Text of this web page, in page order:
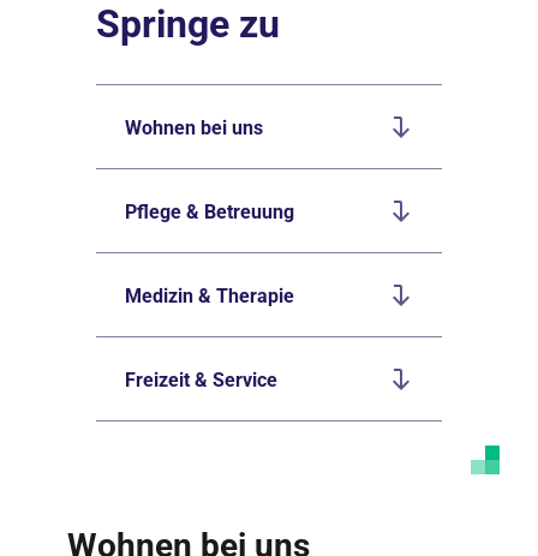
Springe zu
Wohnen bei uns
Pflege & Betreuung
Medizin & Therapie
Freizeit & Service
Wohnen bei uns